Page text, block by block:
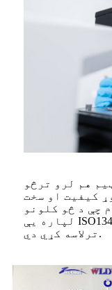
هم لرو ترڅو
کیفیت او سخت
چې د څو کلونو
لپاره یې ISO13485، CE، SGS، FDA، او نور
ترلاسه کړي دي.